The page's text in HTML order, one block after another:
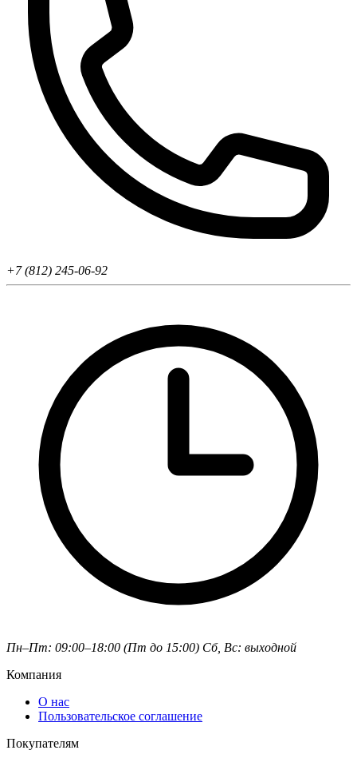
+7 (812) 245-06-92
Пн–Пт: 09:00–18:00 (Пт до 15:00) Сб, Вс: выходной
Компания
О нас
Пользовательское соглашение
Покупателям